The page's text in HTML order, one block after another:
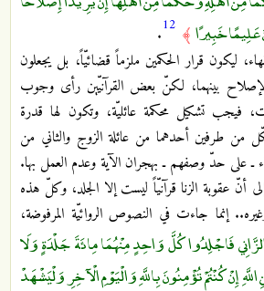
عَلِيمًا خَبِيرًا ﴾ 12
.
ليكون قرار الحكمين ملزماً قضائيّاً، بل يجعلون
بينهما، لكنّ بعض القرآنيّين رأى وجوب
فيجب تشكيل محكمة عائليّة، وتكون لها قدرة
من طرفين أحدهما من عائلة الزوج والثاني من
ـ على حدّ وصفهم ـ بهجران الآية وعدم العمل بها.
أنّ عقوبة الزنا قرآنيّاً ليست إلا الجلد، وكلّ هذه
إنما جاءت في النصوص الروائيّة المرفوضة،
فَاجْلِدُوا كُلَّ وَاحِدٍ مِنْهُمَا مِائَةَ جَلْدَةٍ وَلَا
إِنْ كُنْتُمْ تُؤْمِنُونَ بِاللَّهِ وَالْيَوْمِ الْآخِرِ وَلْيَشْهَدْ